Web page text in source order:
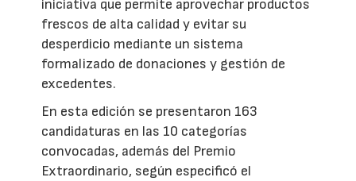
iniciativa que permite aprovechar productos
frescos de alta calidad y evitar su
desperdicio mediante un sistema
formalizado de donaciones y gestión de
excedentes.
En esta edición se presentaron 163
candidaturas en las 10 categorías
convocadas, además del Premio
Extraordinario, según especificó el